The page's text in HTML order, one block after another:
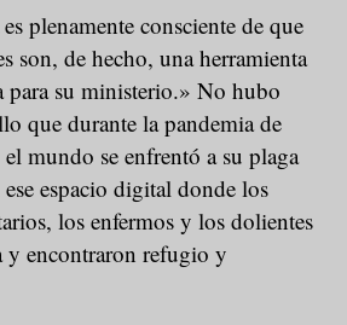
plenamente consciente de que
son, de hecho, una herramienta
para su ministerio.» No hubo
que durante la pandemia de
mundo se enfrentó a su plaga
espacio digital donde los
los enfermos y los dolientes
y encontraron refugio y